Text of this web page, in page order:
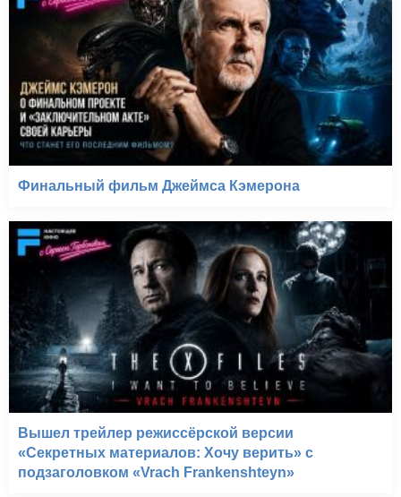
Финальный фильм Джеймса Кэмерона
Вышел трейлер режиссёрской версии
«Секретных материалов: Хочу верить» с
подзаголовком «Vrach Frankenshteyn»